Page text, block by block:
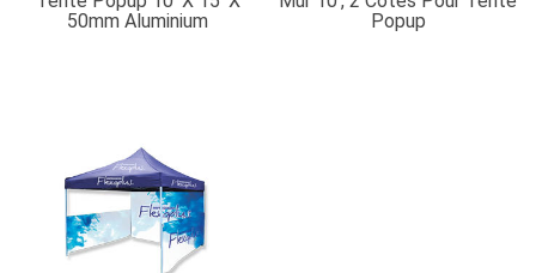
50mm Aluminium
Popup